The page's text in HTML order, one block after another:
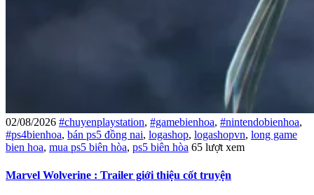
02/08/2026 #chuyenplaystation, #gamebienhoa, #nintendobienhoa,
#ps4bienhoa, bán ps5 đồng nai, logashop, logashopvn, long game
bien hoa, mua ps5 biên hòa, ps5 biên hòa 65 lượt xem
Marvel Wolverine : Trailer giới thiệu cốt truyện